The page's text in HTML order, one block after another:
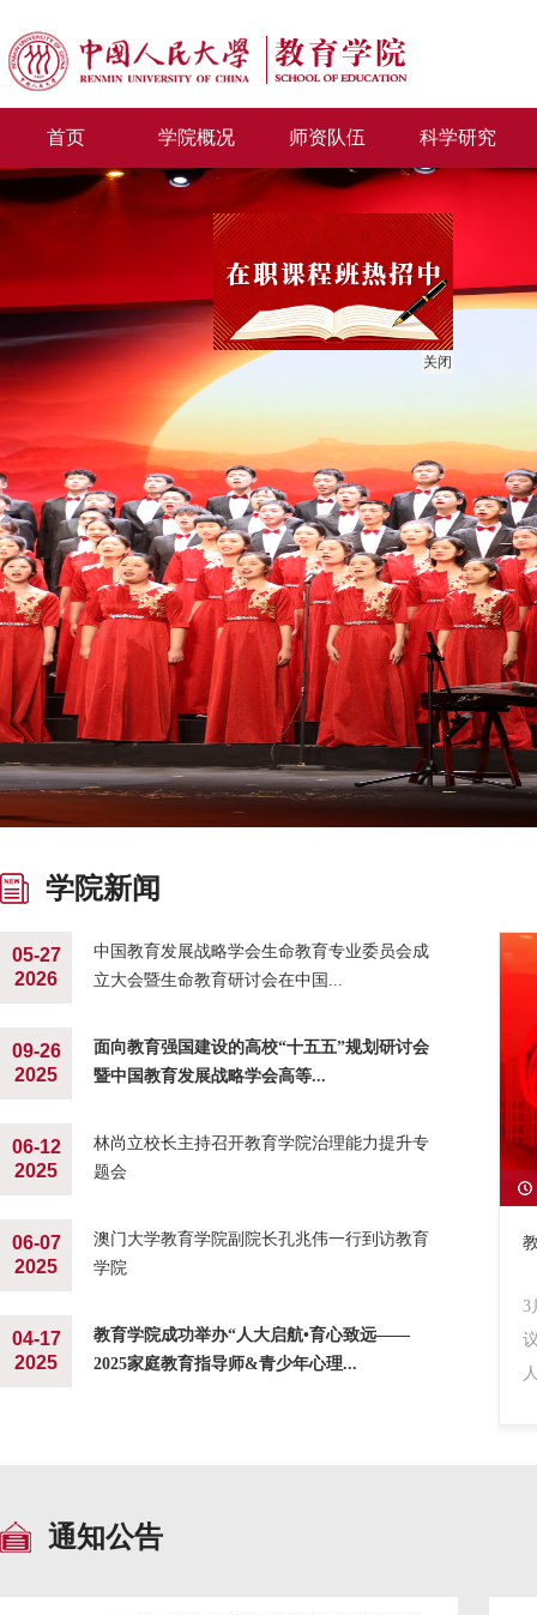
首页 学院概况 师资队伍 科学研究
学院新闻
05-27
2026
中国教育发展战略学会生命教育专业委员会成
立大会暨生命教育研讨会在中国...
09-26
2025
面向教育强国建设的高校“十五五”规划研讨会
暨中国教育发展战略学会高等...
06-12
2025
林尚立校长主持召开教育学院治理能力提升专
题会
06-07
2025
澳门大学教育学院副院长孔兆伟一行到访教育
学院
04-17
2025
教育学院成功举办“人大启航•育心致远——
2025家庭教育指导师&青少年心理...
3
通知公告